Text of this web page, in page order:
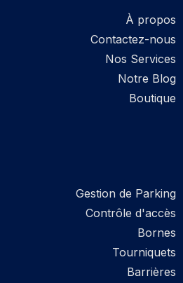
À propos
Contactez-nous
Nos Services
Notre Blog
Boutique
Gestion de Parking
Contrôle d'accès
Bornes
Tourniquets
Barrières